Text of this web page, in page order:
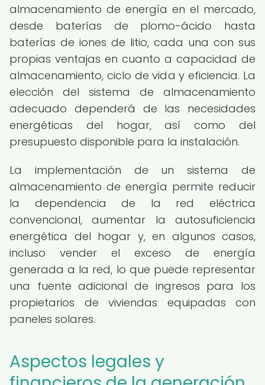
almacenamiento de energía en el mercado,
desde baterías de plomo-ácido hasta
baterías de iones de litio, cada una con sus
propias ventajas en cuanto a capacidad de
almacenamiento, ciclo de vida y eficiencia. La
elección del sistema de almacenamiento
adecuado dependerá de las necesidades
energéticas del hogar, así como del
presupuesto disponible para la instalación.
La implementación de un sistema de
almacenamiento de energía permite reducir
la dependencia de la red eléctrica
convencional, aumentar la autosuficiencia
energética del hogar y, en algunos casos,
incluso vender el exceso de energía
generada a la red, lo que puede representar
una fuente adicional de ingresos para los
propietarios de viviendas equipadas con
paneles solares.
Aspectos legales y